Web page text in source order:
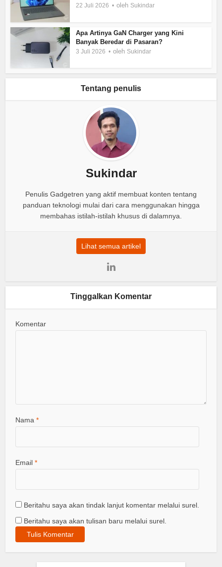
22 Juli 2026 oleh Sukindar
Apa Artinya GaN Charger yang Kini
Banyak Beredar di Pasaran?
3 Juli 2026 oleh Sukindar
Tentang penulis
Sukindar
Penulis Gadgetren yang aktif membuat konten tentang
panduan teknologi mulai dari cara menggunakan hingga
membahas istilah-istilah khusus di dalamnya.
Lihat semua artikel
Tinggalkan Komentar
Komentar
Nama*
Email*
Beritahu saya akan tindak lanjut komentar melalui surel.
Beritahu saya akan tulisan baru melalui surel.